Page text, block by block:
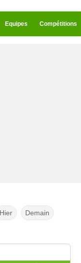
Equipes Compétitions
Hier Demain